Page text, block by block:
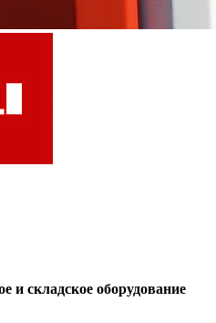
и складское оборудование